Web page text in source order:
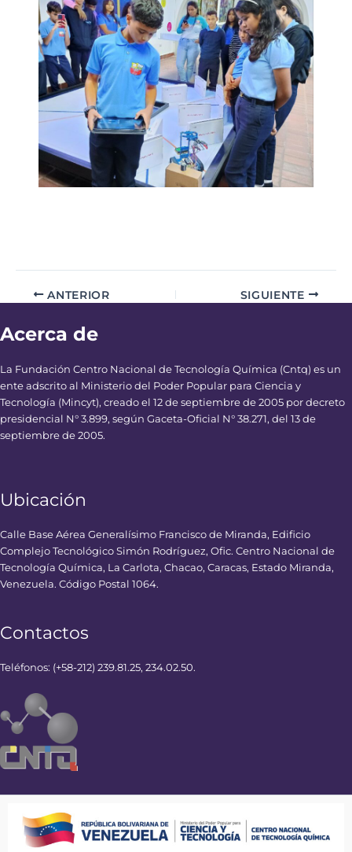
ANTERIOR SIGUIENTE
Acerca de
La Fundación Centro Nacional de Tecnología Química (Cntq) es un
ente adscrito al Ministerio del Poder Popular para Ciencia y
Tecnología (Mincyt), creado el 12 de septiembre de 2005 por decreto
presidencial N° 3.899, según Gaceta-Oficial N° 38.271, del 13 de
septiembre de 2005.
Ubicación
Calle Base Aérea Generalísimo Francisco de Miranda, Edificio
Complejo Tecnológico Simón Rodríguez, Ofic. Centro Nacional de
Tecnología Química, La Carlota, Chacao, Caracas, Estado Miranda,
Venezuela. Código Postal 1064.
Contactos
Teléfonos: (+58-212) 239.81.25, 234.02.50.